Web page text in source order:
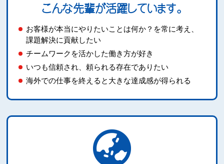
こんな先輩が活躍しています。
お客様が本当にやりたいことは何か？を常に考え、
課題解決に貢献したい
チームワークを活かした働き方が好き
いつも信頼され、頼られる存在でありたい
海外での仕事を終えると大きな達成感が得られる